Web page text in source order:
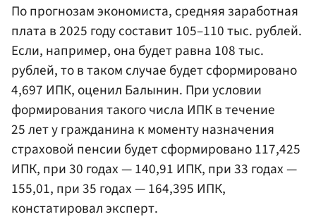
По прогнозам экономиста, средняя заработная
плата в 2025 году составит 105–110 тыс. рублей.
Если, например, она будет равна 108 тыс.
рублей, то в таком случае будет сформировано
4,697 ИПК, оценил Балынин. При условии
формирования такого числа ИПК в течение
25 лет у гражданина к моменту назначения
страховой пенсии будет сформировано 117,425
ИПК, при 30 годах — 140,91 ИПК, при 33 годах —
155,01, при 35 годах — 164,395 ИПК,
констатировал эксперт.